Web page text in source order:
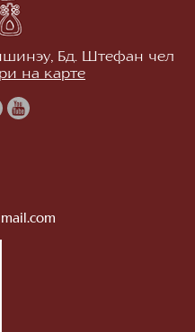
Бд. Штефан чел
на карте